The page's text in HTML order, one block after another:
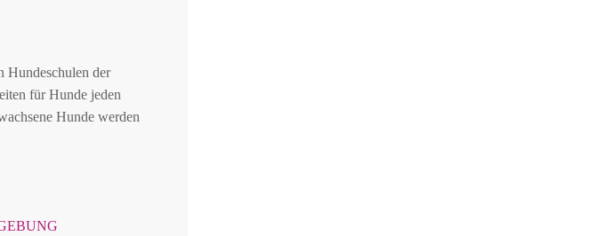
Hundeschulen der
für Hunde jeden
Hunde werden